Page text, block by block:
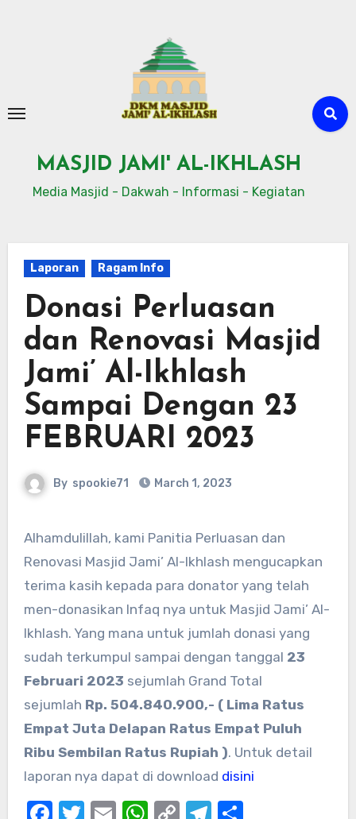
MASJID JAMI' AL-IKHLASH
Media Masjid - Dakwah - Informasi - Kegiatan
Laporan Ragam Info
Donasi Perluasan
dan Renovasi Masjid
Jami’ Al-Ikhlash
Sampai Dengan 23
FEBRUARI 2023
By spookie71 March 1, 2023
Alhamdulillah, kami Panitia Perluasan dan
Renovasi Masjid Jami’ Al-Ikhlash mengucapkan
terima kasih kepada para donator yang telah
men-donasikan Infaq nya untuk Masjid Jami’ Al-
Ikhlash. Yang mana untuk jumlah donasi yang
sudah terkumpul sampai dengan tanggal 23
Februari 2023 sejumlah Grand Total
sejumlah Rp. 504.840.900,- ( Lima Ratus
Empat Juta Delapan Ratus Empat Puluh
Ribu Sembilan Ratus Rupiah ). Untuk detail
laporan nya dapat di download disini